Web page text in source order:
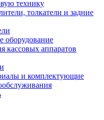
технику
толкатели и задние
оборудование
кассовых аппаратов
и комплектующие